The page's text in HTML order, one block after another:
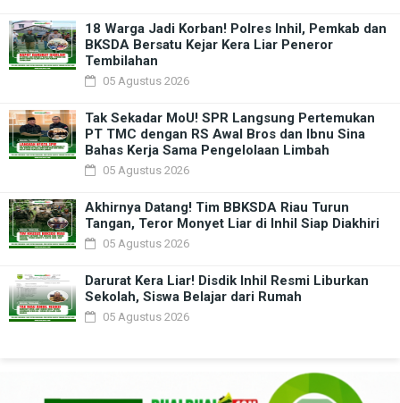
18 Warga Jadi Korban! Polres Inhil, Pemkab dan
BKSDA Bersatu Kejar Kera Liar Peneror
Tembilahan
05 Agustus 2026
Tak Sekadar MoU! SPR Langsung Pertemukan
PT TMC dengan RS Awal Bros dan Ibnu Sina
Bahas Kerja Sama Pengelolaan Limbah
05 Agustus 2026
Akhirnya Datang! Tim BBKSDA Riau Turun
Tangan, Teror Monyet Liar di Inhil Siap Diakhiri
05 Agustus 2026
Darurat Kera Liar! Disdik Inhil Resmi Liburkan
Sekolah, Siswa Belajar dari Rumah
05 Agustus 2026